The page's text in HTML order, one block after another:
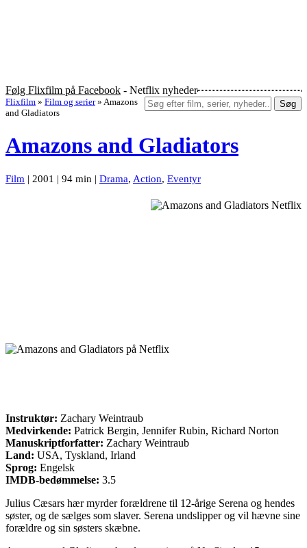
Følg Flixfilm på Facebook - Netflix nyheder
Søg
Flixfilm » Film og serier » Amazons
and Gladiators
Amazons and Gladiators
Film | 2001 | 94 min | Drama, Action, Eventyr
Instruktør: Zachary Weintraub
Medvirkende: Patrick Bergin, Jennifer Rubin, Richard Norton
Manuskriptforfatter: Zachary Weintraub
Land: USA, Tyskland, Irland
Sprog: Engelsk
IMDB-bedømmelse: 3.5
Julius Cæsars hær myrder forældrene til 12-årige Serena og hendes
søster, og de sælges som slaver. Serena undslipper og vil hævne sine
forældre og sin søsters skæbne.